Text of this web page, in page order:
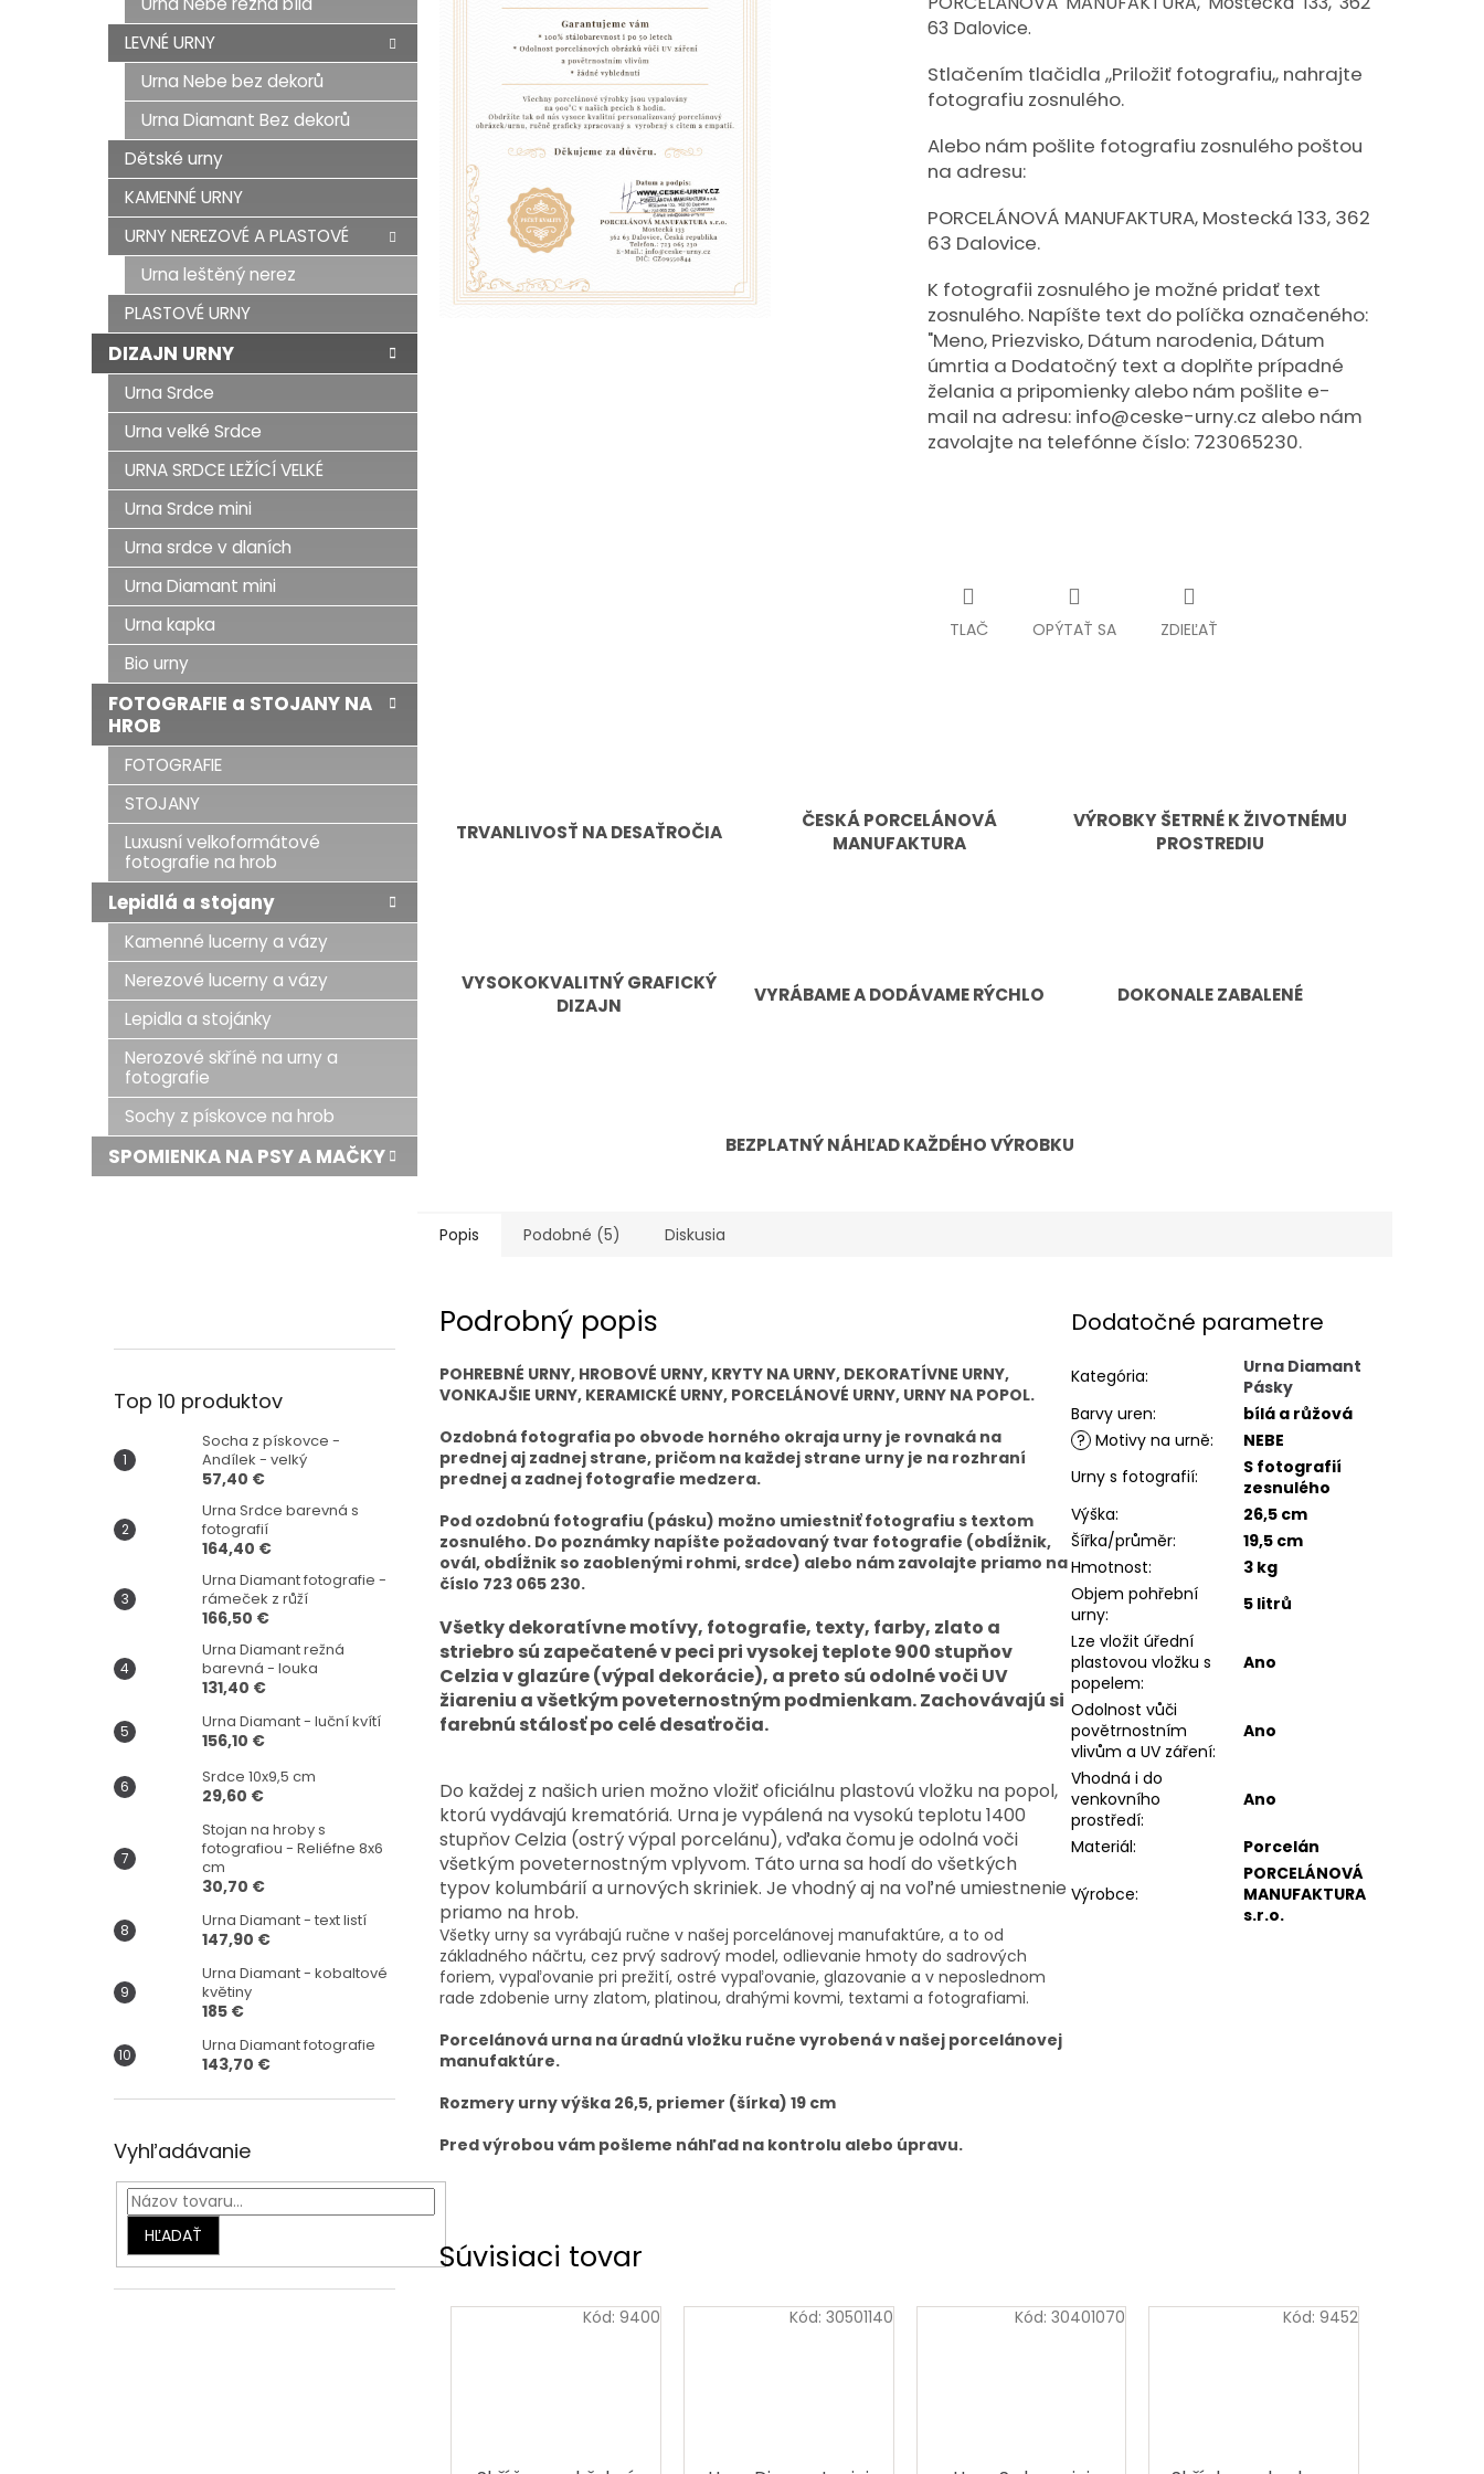
LEVNÉ URNY
Urna Nebe bez dekorů
Urna Diamant Bez dekorů
Dětské urny
KAMENNÉ URNY
URNY NEREZOVÉ A PLASTOVÉ
Urna leštěný nerez
PLASTOVÉ URNY
DIZAJN URNY
Urna Srdce
Urna velké Srdce
URNA SRDCE LEŽÍCÍ VELKÉ
Urna Srdce mini
Urna srdce v dlaních
Urna Diamant mini
Urna kapka
Bio urny
FOTOGRAFIE a STOJANY NA
HROB
FOTOGRAFIE
STOJANY
Luxusní velkoformátové
fotografie na hrob
Lepidlá a stojany
Kamenné lucerny a vázy
Nerezové lucerny a vázy
Lepidla a stojánky
Nerozové skříně na urny a
fotografie
Sochy z pískovce na hrob
SPOMIENKA NA PSY A MAČKY
Top 10 produktov
Socha z pískovce -
Andílek - velký
57,40 €
Urna Srdce barevná s
fotografií
164,40 €
Urna Diamant fotografie -
rámeček z růží
166,50 €
Urna Diamant režná
barevná - louka
131,40 €
Urna Diamant - luční kvítí
156,10 €
Srdce 10x9,5 cm
29,60 €
Stojan na hroby s
fotografiou - Reliéfne 8x6
cm
30,70 €
Urna Diamant - text listí
147,90 €
Urna Diamant - kobaltové
květiny
185 €
Urna Diamant fotografie
143,70 €
Vyhľadávanie
HĽADAŤ
63 Dalovice.
Stlačením tlačidla ,,Priložiť fotografiu,, nahrajte
fotografiu zosnulého.
Alebo nám pošlite fotografiu zosnulého poštou
na adresu:
PORCELÁNOVÁ MANUFAKTURA, Mostecká 133, 362
63 Dalovice.
K fotografii zosnulého je možné pridať text
zosnulého. Napíšte text do políčka označeného:
"Meno, Priezvisko, Dátum narodenia, Dátum
úmrtia a Dodatočný text a doplňte prípadné
želania a pripomienky alebo nám pošlite e-
mail na adresu: info@ceske-urny.cz alebo nám
zavolajte na telefónne číslo: 723065230.
TLAČ OPÝTAŤ SA ZDIEĽAŤ
TRVANLIVOSŤ NA DESAŤROČIA
ČESKÁ PORCELÁNOVÁ
MANUFAKTURA
VÝROBKY ŠETRNÉ K ŽIVOTNÉMU
PROSTREDIU
VYSOKOKVALITNÝ GRAFICKÝ
DIZAJN
VYRÁBAME A DODÁVAME RÝCHLO DOKONALE ZABALENÉ
BEZPLATNÝ NÁHĽAD KAŽDÉHO VÝROBKU
Súvisiaci tovar
Kód: 9400 Kód: 30501140 Kód:30401070 Kód: 9452
Popis Podobné (5) Diskusia
Podrobný popis
POHREBNÉ URNY, HROBOVÉ URNY, KRYTY NA URNY, DEKORATÍVNE URNY,
VONKAJŠIE URNY, KERAMICKÉ URNY, PORCELÁNOVÉ URNY, URNY NA POPOL.
Ozdobná fotografia po obvode horného okraja urny je rovnaká na
prednej aj zadnej strane, pričom na každej strane urny je na rozhraní
prednej a zadnej fotografie medzera.
Pod ozdobnú fotografiu (pásku) možno umiestniť fotografiu s textom
zosnulého. Do poznámky napíšte požadovaný tvar fotografie (obdĺžnik,
ovál, obdĺžnik so zaoblenými rohmi, srdce) alebo nám zavolajte priamo na
číslo 723 065 230.
Všetky dekoratívne motívy, fotografie, texty, farby, zlato a
striebro sú zapečatené v peci pri vysokej teplote 900 stupňov
Celzia v glazúre (výpal dekorácie), a preto sú odolné voči UV
žiareniu a všetkým poveternostným podmienkam. Zachovávajú si
farebnú stálosť po celé desaťročia.
Do každej z našich urien možno vložiť oficiálnu plastovú vložku na popol,
ktorú vydávajú krematóriá. Urna je vypálená na vysokú teplotu 1400
stupňov Celzia (ostrý výpal porcelánu), vďaka čomu je odolná voči
všetkým poveternostným vplyvom. Táto urna sa hodí do všetkých
typov kolumbárií a urnových skriniek. Je vhodný aj na voľné umiestnenie
priamo na hrob.
Všetky urny sa vyrábajú ručne v našej porcelánovej manufaktúre, a to od
základného náčrtu, cez prvý sadrový model, odlievanie hmoty do sadrových
foriem, vypaľovanie pri prežití, ostré vypaľovanie, glazovanie a v neposlednom
rade zdobenie urny zlatom, platinou, drahými kovmi, textami a fotografiami.
Porcelánová urna na úradnú vložku ručne vyrobená v našej porcelánovej
manufaktúre.
Rozmery urny výška 26,5, priemer (šírka) 19 cm
Pred výrobou vám pošleme náhľad na kontrolu alebo úpravu.
Dodatočné parametre
Kategória:
Urna Diamant
Pásky
Barvy uren:
bílá a růžová
? Motivy na urně:
NEBE
Urny s fotografií:
S fotografií
zesnulého
Výška:
26,5 cm
Šířka/průměr:
19,5 cm
Hmotnost:
3 kg
Objem pohřební
urny:
5 litrů
Lze vložit úřední
plastovou vložku s
popelem:
Ano
Odolnost vůči
povětrnostním
vlivům a UV záření:
Ano
Vhodná i do
venkovního
prostředí:
Ano
Materiál: Porcelán
Výrobce:
PORCELÁNOVÁ
MANUFAKTURA
s.r.o.